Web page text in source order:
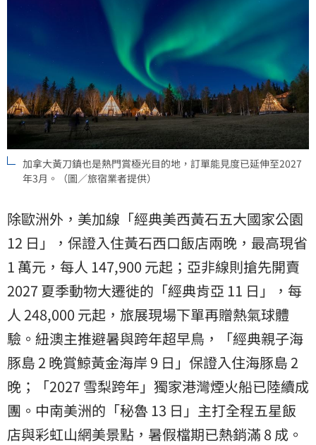
加拿大黃刀鎮也是熱門賞極光目的地，訂單能見度已延伸至2027
年3月。（圖／旅宿業者提供）
除歐洲外，美加線「經典美西黃石五大國家公園
12 日」，保證入住黃石西口飯店兩晚，最高現省
1 萬元，每人 147,900 元起；亞非線則搶先開賣
2027 夏季動物大遷徙的「經典肯亞 11 日」，每
人 248,000 元起，旅展現場下單再贈熱氣球體
驗。紐澳主推避暑與跨年超早鳥，「經典親子海
豚島 2 晚賞鯨黃金海岸 9 日」保證入住海豚島 2
晚；「2027 雪梨跨年」獨家港灣煙火船已陸續成
團。中南美洲的「秘魯 13 日」主打全程五星飯
店與彩虹山網美景點，暑假檔期已熱銷滿 8 成。